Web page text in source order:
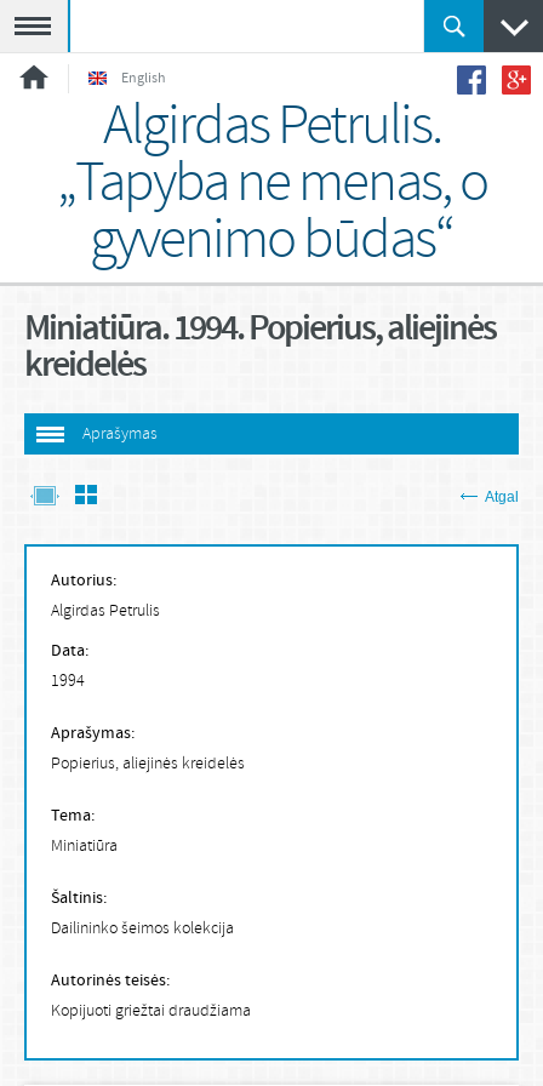
English
Algirdas Petrulis.
„Tapyba ne menas, o
gyvenimo būdas“
Miniatiūra. 1994. Popierius, aliejinės
kreidelės
Aprašymas
Atgal
Autorius:
Algirdas Petrulis
Data:
1994
Aprašymas:
Popierius, aliejinės kreidelės
Tema:
Miniatiūra
Šaltinis:
Dailininko šeimos kolekcija
Autorinės teisės:
Kopijuoti griežtai draudžiama